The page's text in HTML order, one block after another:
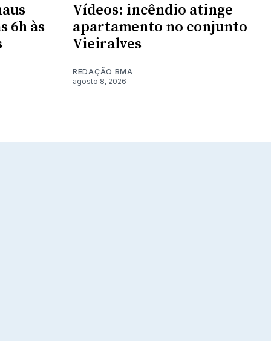
6h às
Vídeos: incêndio atinge
apartamento no conjunto
Vieiralves
REDAÇÃO BMA
agosto 8, 2026